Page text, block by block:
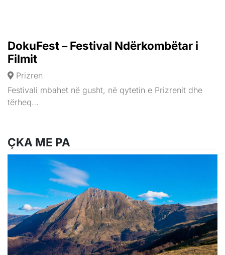
DokuFest – Festival Ndërkombëtar i
Filmit
Prizren
Festivali mbahet në gusht, në qytetin e Prizrenit dhe
tërheq…
ÇKA ME PA